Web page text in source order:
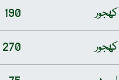
کھجور
190
کھجور
270